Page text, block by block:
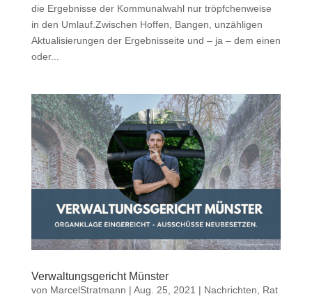
die Ergebnisse der Kommunalwahl nur tröpfchenweise
in den Umlauf.Zwischen Hoffen, Bangen, unzähligen
Aktualisierungen der Ergebnisseite und – ja – dem einen
oder...
Verwaltungsgericht Münster
von MarcelStratmann | Aug. 25, 2021 | Nachrichten
Rat